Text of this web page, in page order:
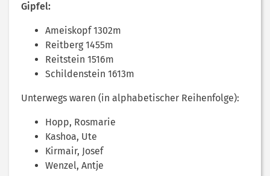
Gipfel:
Ameiskopf 1302m
Reitberg 1455m
Reitstein 1516m
Schildenstein 1613m
Unterwegs waren (in alphabetischer Reihenfolge):
Hopp, Rosmarie
Kashoa, Ute
Kirmair, Josef
Wenzel, Antje